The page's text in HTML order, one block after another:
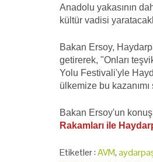
Anadolu yakasının
kültür vadisi
Bakan Ersoy,
getirerek, "Onları
Yolu Festivali'yle
ülkemize bu
Bakan Ersoy'un
Rakamları ile
Etiketler :AVM,